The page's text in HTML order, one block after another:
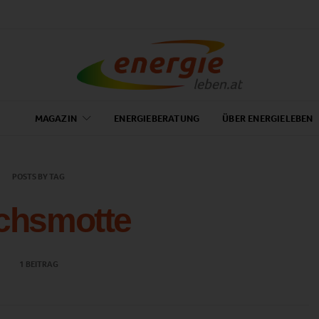
MAGAZIN ENERGIEBERATUNG ÜBER ENERGIELEBEN
POSTS BY TAG
1 BEITRAG